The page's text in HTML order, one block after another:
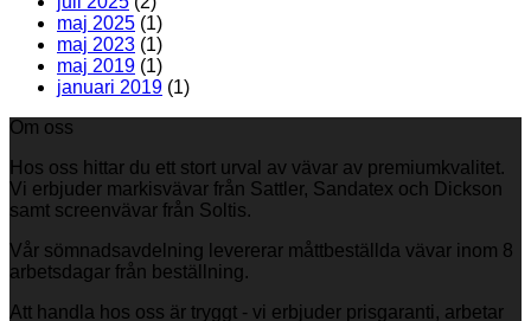
maj 2025 (1)
maj 2023 (1)
maj 2019 (1)
januari 2019 (1)
Om oss
Hos oss hittar du ett stort urval av vävar av premiumkvalitet.
Vi erbjuder markisvävar från Sattler, Sandatex och Dickson
samt screenvävar från Soltis.
Vår sömnadsavdelning levererar måttbeställda vävar inom 8
arbetsdagar från beställning.
Att handla hos oss är tryggt - vi erbjuder prisgaranti, arbetar